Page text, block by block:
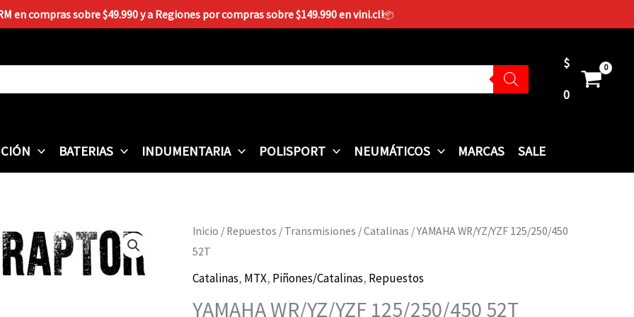
en compras sobre $49.990 y a Regiones por compras sobre $149.990 en vini.cl!📦
$
0
BATERIAS INDUMENTARIA POLISPORT NEUMÁTICOS MARCAS SALE
Inicio / Repuestos / Transmisiones /Catalinas / YAMAHA WR/YZ/YZF 125/250/450
52T
Catalinas, MTX, Piñones/Catalinas, Repuestos
YAMAHA WR/YZ/YZF 125/250/450 52T